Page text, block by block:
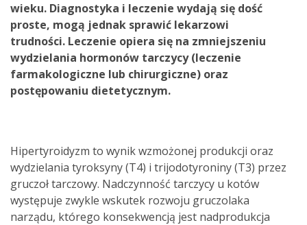
wieku. Diagnostyka i leczenie wydają się dość
proste, mogą jednak sprawić lekarzowi
trudności. Leczenie opiera się na zmniejszeniu
wydzielania hormonów tarczycy (leczenie
farmakologiczne lub chirurgiczne) oraz
postępowaniu dietetycznym.
Hipertyroidyzm to wynik wzmożonej produkcji oraz
wydzielania tyroksyny (T4) i trijodotyroniny (T3) przez
gruczoł tarczowy. Nadczynność tarczycy u kotów
występuje zwykle wskutek rozwoju gruczolaka
narządu, którego konsekwencją jest nadprodukcja